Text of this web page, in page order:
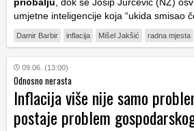
priobalju, dok se Josip Jurčević (NZ)
umjetne inteligencije koja “ukida smisao
Damir Barbir inflacija Mišel Jakšić radna mjesta
09.06. (13:00)
Odnosno nerasta
Inflacija više nije samo
postaje problem